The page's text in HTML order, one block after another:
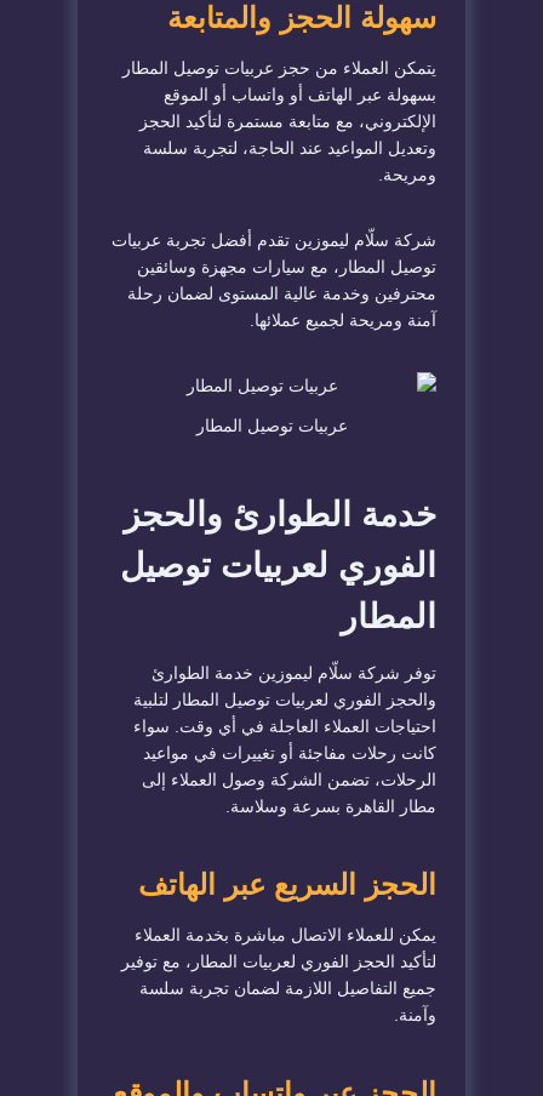
سهولة الحجز والمتابعة
يتمكن العملاء من حجز عربيات توصيل المطار
بسهولة عبر الهاتف أو واتساب أو الموقع
الإلكتروني، مع متابعة مستمرة لتأكيد الحجز
وتعديل المواعيد عند الحاجة، لتجربة سلسة
ومريحة.
شركة سلّام ليموزين تقدم أفضل تجربة عربيات
توصيل المطار، مع سيارات مجهزة وسائقين
محترفين وخدمة عالية المستوى لضمان رحلة
آمنة ومريحة لجميع عملائها.
عربيات توصيل المطار
خدمة الطوارئ والحجز
الفوري لعربيات توصيل
المطار
توفر شركة سلّام ليموزين خدمة الطوارئ
والحجز الفوري لعربيات توصيل المطار لتلبية
احتياجات العملاء العاجلة في أي وقت. سواء
كانت رحلات مفاجئة أو تغييرات في مواعيد
الرحلات، تضمن الشركة وصول العملاء إلى
مطار القاهرة بسرعة وسلاسة.
الحجز السريع عبر الهاتف
يمكن للعملاء الاتصال مباشرة بخدمة العملاء
لتأكيد الحجز الفوري لعربيات المطار، مع توفير
جميع التفاصيل اللازمة لضمان تجربة سلسة
وآمنة.